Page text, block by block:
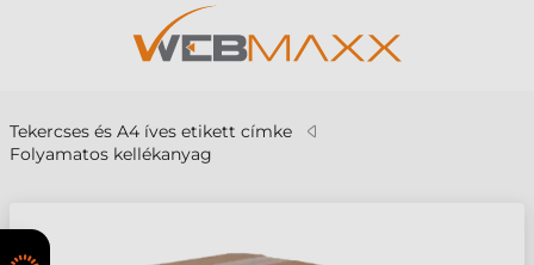
Tekercses és A4 íves etikett címke
Folyamatos kellékanyag